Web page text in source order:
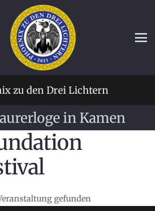
zu den Drei Lichtern
in Kamen
gefunden